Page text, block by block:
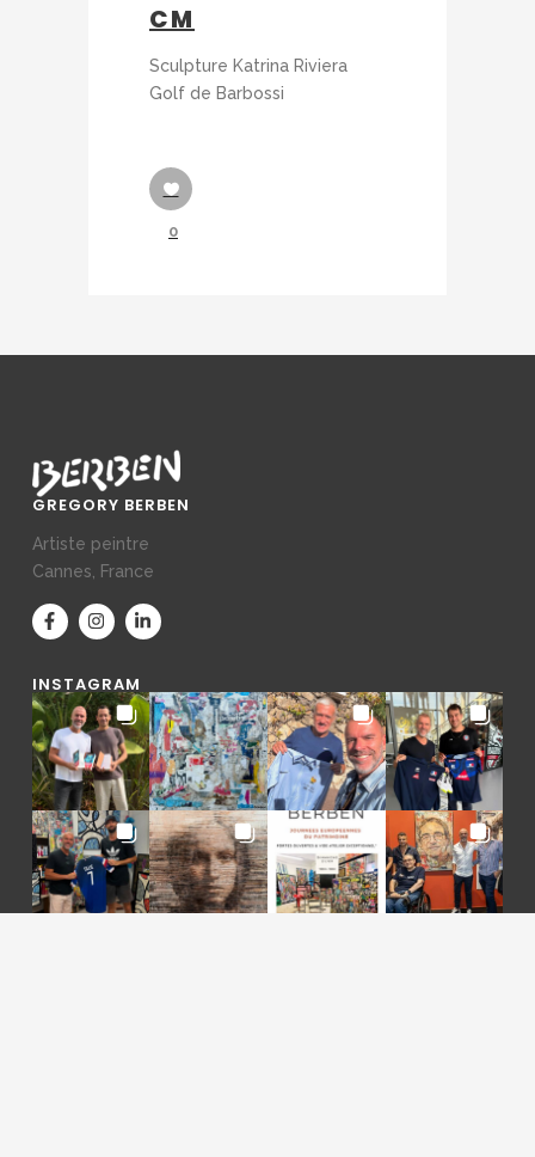
CM
Sculpture Katrina Riviera
Golf de Barbossi
0
GREGORY BERBEN
Artiste peintre
Cannes, France
INSTAGRAM